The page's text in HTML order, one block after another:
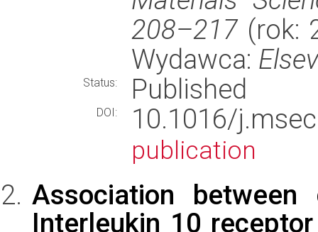
208–217(rok:
Wydawca:
Status: Published
DOI: 10.1016/
publication
Association
Interleukin 10